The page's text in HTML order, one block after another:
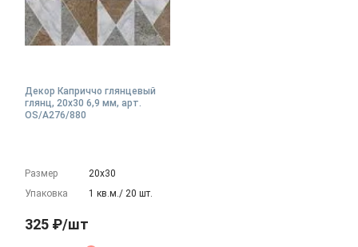
Декор Каприччо глянцевый
глянц, 20x30 6,9 мм, арт.
OS/A276/880
Размер
20х30
Упаковка
1 кв.м./ 20 шт.
325 ₽/шт